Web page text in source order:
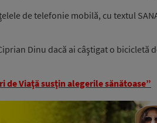
de telefonie mobilă, cu textul
Dinu dacă ai câştigat o bicicletă
de Viaţă susţin alegerile sănătoase”